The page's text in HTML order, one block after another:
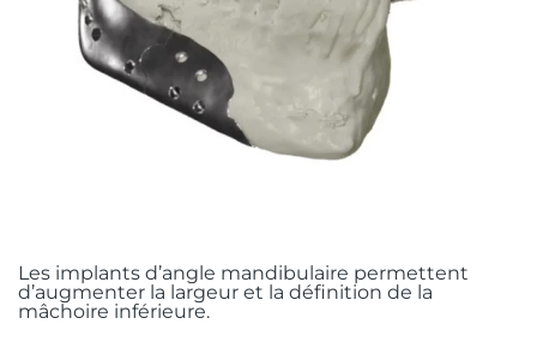
Les implants d’angle mandibulaire permettent
d’augmenter la largeur et la définition de la
mâchoire inférieure.